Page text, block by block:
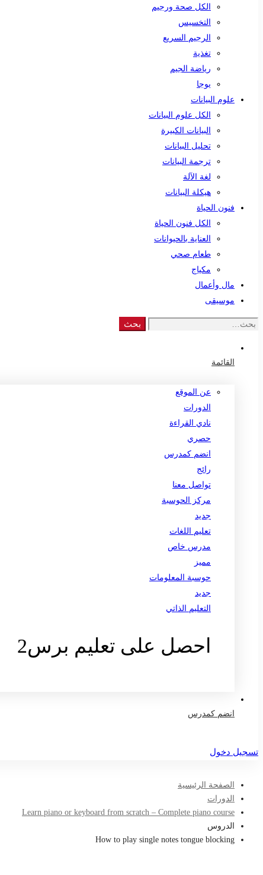
الكل صحة ورجيم
التخسيس
الرجيم السريع
تغذية
رياضة الجيم
يوجا
علوم البيانات
الكل علوم البيانات
البيانات الكبيرة
تحليل البيانات
ترجمة البيانات
لغة الآلة
هيكلة البيانات
فنون الحياة
الكل فنون الحياة
العناية بالحيوانات
طعام صحي
مكياج
مال وأعمال
موسيقى
Search
بحث
القائمة
عن الموقع
الدورات
نادي القراءة
حصري
انضم كمدرس
رائج
تواصل معنا
مركز الحوسبة
جديد
تعليم اللغات
مدرس خاص
مميز
حوسبة المعلومات
جديد
التعليم الذاتي
احصل على تعليم برس2
انضم كمدرس
تسجيل دخول
الصفحة الرئيسية
الدورات
Learn piano or keyboard from scratch – Complete piano course
الدروس
How to play single notes tongue blocking